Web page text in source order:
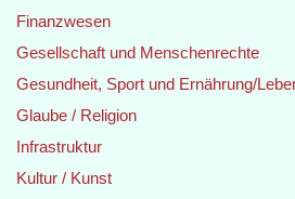
Finanzwesen
Gesellschaft und Menschenrechte
Gesundheit, Sport und Ernährung/
Glaube / Religion
Infrastruktur
Kultur / Kunst